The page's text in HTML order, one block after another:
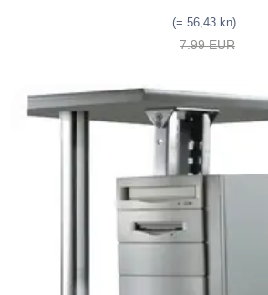
(= 56,43 kn)
7.99 EUR